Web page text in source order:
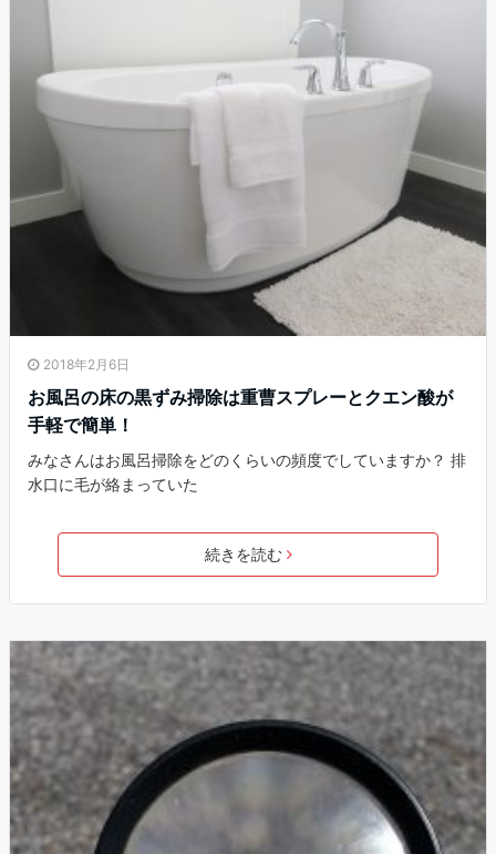
2018年2月6日
お風呂の床の黒ずみ掃除は重曹スプレーとクエン酸が
手軽で簡単！
みなさんはお風呂掃除をどのくらいの頻度でしていますか？ 排
水口に毛が絡まっていた
続きを読む